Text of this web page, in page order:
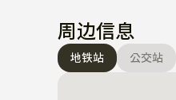
周边信息
地铁站 公交站